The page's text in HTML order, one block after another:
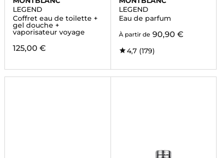
LEGEND
Coffret eau de toilette +
gel douche +
vaporisateur voyage
125,00 €
LEGEND
Eau de parfum
À partir de 90,90 €
4,7 (179)